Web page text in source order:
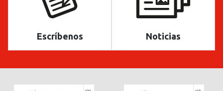
Escríbenos Noticias